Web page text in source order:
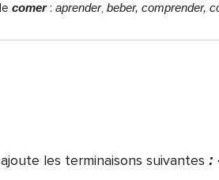
comer : aprender, beber, comprender,
les terminaisons suivantes :